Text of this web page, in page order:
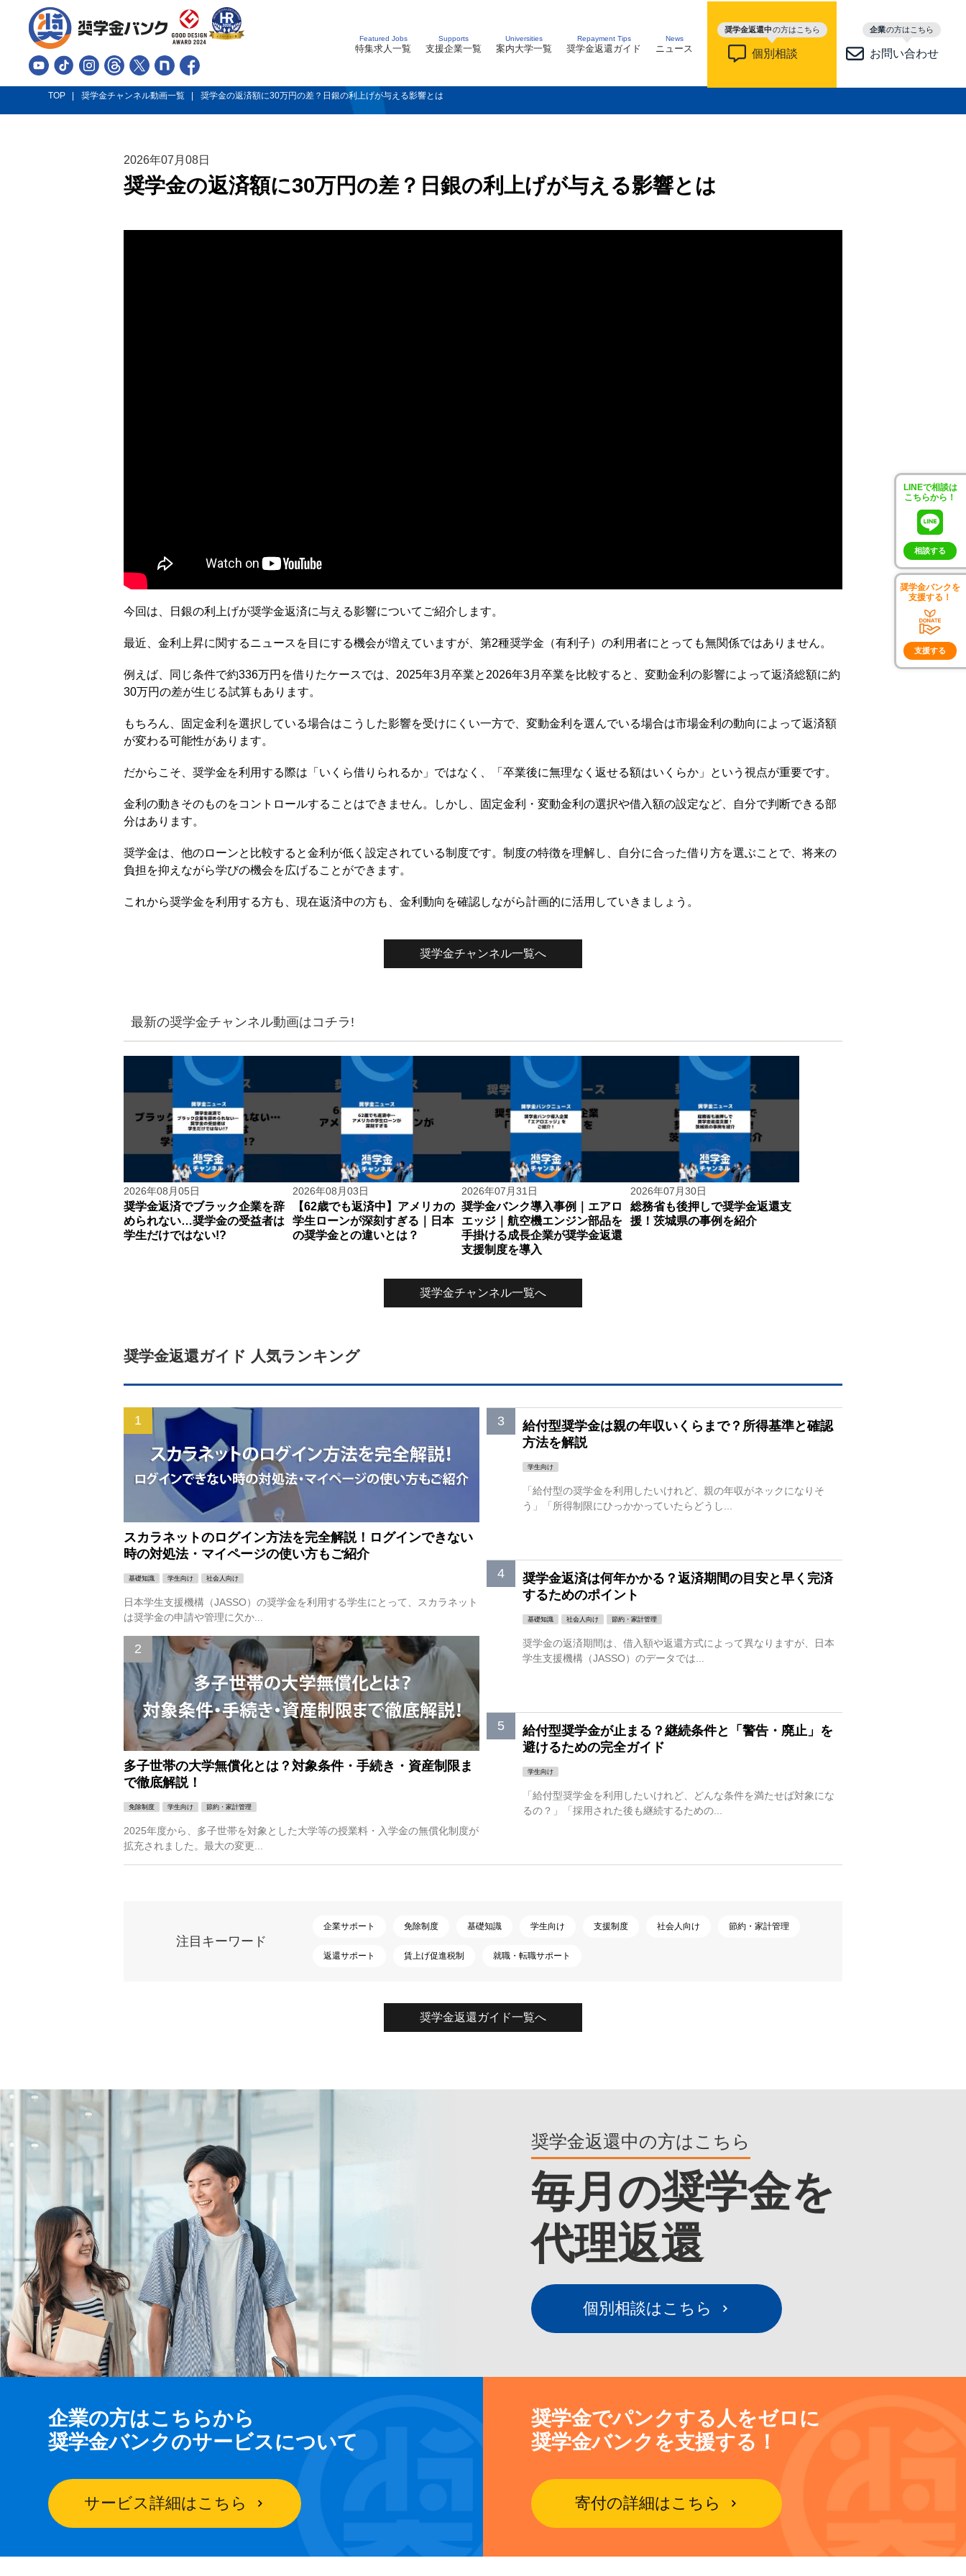
Featured Jobs
特集求人一覧
Supports
支援企業一覧
Universities
案内大学一覧
Repayment Tips
奨学金返還ガイド
News
ニュース
奨学金返還中の方はこちら
個別相談
企業の方はこちら
お問い合わせ
LINEで相談は
こちらから！
相談する
奨学金バンクを
支援する！
支援する
TOP 奨学金チャンネル動画一覧 奨学金の返済額に30万円の差？日銀の利上げが与える影響とは
2026年07 月 08日
奨学金の返済額に30万円の差？日銀の利上げが与える影響とは
今回は、日銀の利上げが奨学金返済に与える影響についてご紹介します。
最近、金利上昇に関するニュースを目にする機会が増えていますが、第2種奨学金（有利子）の利用者にとっても無関係ではありません。
例えば、同じ条件で約336万円を借りたケースでは、2025年3月卒業と2026年3月卒業を比較すると、変動金利の影響によって返済総額に約
30万円の差が生じる試算もあります。
もちろん、固定金利を選択している場合はこうした影響を受けにくい一方で、変動金利を選んでいる場合は市場金利の動向によって返済額
が変わる可能性があります。
だからこそ、奨学金を利用する際は「いくら借りられるか」ではなく、「卒業後に無理なく返せる額はいくらか」という視点が重要です。
金利の動きそのものをコントロールすることはできません。しかし、固定金利・変動金利の選択や借入額の設定など、自分で判断できる部
分はあります。
奨学金は、他のローンと比較すると金利が低く設定されている制度です。制度の特徴を理解し、自分に合った借り方を選ぶことで、将来の
負担を抑えながら学びの機会を広げることができます。
これから奨学金を利用する方も、現在返済中の方も、金利動向を確認しながら計画的に活用していきましょう。
奨学金チャンネル一覧へ
最新の奨学金チャンネル動画はコチラ!
2026年08月05日
奨学金返済でブラック企業を辞
められない…奨学金の受益者は
学生だけではない!?
2026年08月03日
【62歳でも返済中】アメリカの
学生ローンが深刻すぎる｜日本
の奨学金との違いとは？
2026年07月31日
奨学金バンク導入事例｜エアロ
エッジ｜航空機エンジン部品を
手掛ける成長企業が奨学金返還
支援制度を導入
2026年07月30日
総務省も後押しで奨学金返還支
援！茨城県の事例を紹介
奨学金チャンネル一覧へ
奨学金返還ガイド 人気ランキング
スカラネットのログイン方法を完全解説！ログインできない
時の対処法・マイページの使い方もご紹介
基礎知識 学生向け 社会人向け
日本学生支援機構（JASSO）の奨学金を利用する学生にとって、スカラネット
は奨学金の申請や管理に欠か...
多子世帯の大学無償化とは？対象条件・手続き・資産制限ま
で徹底解説！
免除制度 学生向け 節約・家計管理
2025年度から、多子世帯を対象とした大学等の授業料・入学金の無償化制度が
拡充されました。最大の変更...
給付型奨学金は親の年収いくらまで？所得基準と確認
方法を解説
学生向け
「給付型の奨学金を利用したいけれど、親の年収がネックになりそ
う」「所得制限にひっかかっていたらどうし...
奨学金返済は何年かかる？返済期間の目安と早く完済
するためのポイント
基礎知識 社会人向け 節約・家計管理
奨学金の返済期間は、借入額や返還方式によって異なりますが、日本
学生支援機構（JASSO）のデータでは...
給付型奨学金が止まる？継続条件と「警告・廃止」を
避けるための完全ガイド
学生向け
「給付型奨学金を利用したいけれど、どんな条件を満たせば対象にな
るの？」「採用された後も継続するための...
注目キーワード
企業サポート 免除制度 基礎知識 学生向け 支援制度 社会人向け 節約・家計管理
返還サポート 賃上げ促進税制 就職・転職サポート
奨学金返還ガイド一覧へ
奨学金返還中の方はこちら
毎月の奨学金を
代理返還
個別相談はこちら
企業の方はこちらから
奨学金バンクのサービスについて
サービス詳細はこちら
奨学金でパンクする人をゼロに
奨学金バンクを支援する！
寄付の詳細はこちら